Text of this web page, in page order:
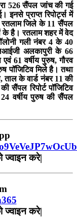
526 सैंपल जांच की गई
इनसे प्राप्त रिपोर्ट्स में
जिले के 11 सैंपल
के है। रतलाम शहर में वेद
गली नंबर 4 के 40
अलकापुरी के 66
एवं 61 वर्षीय पुरुष, गौरव
पॉजिटिव मिले है। तथा
ताल के वार्ड नंबर 11 की
सैंपल रिपोर्ट पॉजिटिव
वर्षीय पुरुष की सैंपल
ज्वाइन करे|
ज्वाइन करे|